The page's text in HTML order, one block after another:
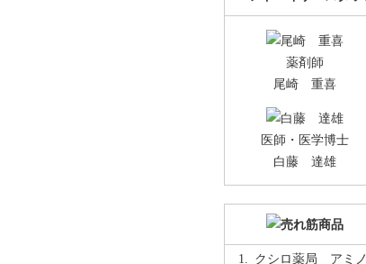
薬剤師
尾崎 重喜
医師・医学博士
白藤 達雄
クシロ薬局 アミノ